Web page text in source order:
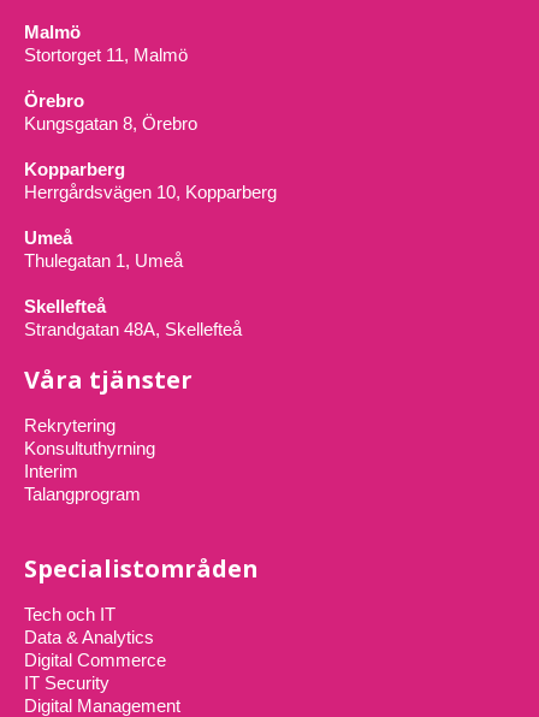
Malmö
Stortorget 11, Malmö
Örebro
Kungsgatan 8, Örebro
Kopparberg
Herrgårdsvägen 10, Kopparberg
Umeå
Thulegatan 1, Umeå
Skellefteå
Strandgatan 48A, Skellefteå
Våra tjänster
Rekrytering
Konsultuthyrning
Interim
Talangprogram
Specialistområden
Tech och IT
Data & Analytics
Digital Commerce
IT Security
Digital Management